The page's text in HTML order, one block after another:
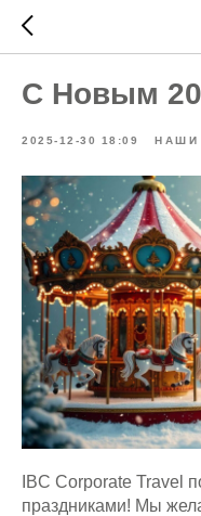
С Новым
2025-12-30 18:09 НАШИ
IBC Corporate Travel
праздниками! Мы